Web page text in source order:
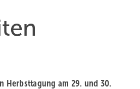
Herbsttagung am 29. und 30.